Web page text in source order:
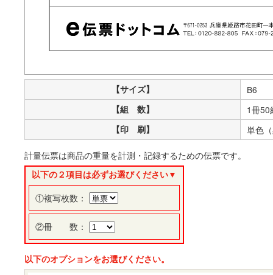
【サイズ】 B6
【組 数】 1冊50
【印 刷】 単色
計量伝票は商品の重量を計測・記録するための伝票です。
以下の２項目は必ずお選びください▼
①複写枚数：
②冊 数：
以下のオプションをお選びください。